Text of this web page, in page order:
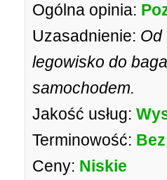
Ogólna opinia:
Uzasadnienie: Od
legowisko do
samochodem.
Jakość usług:
Terminowość:
Ceny: Niskie